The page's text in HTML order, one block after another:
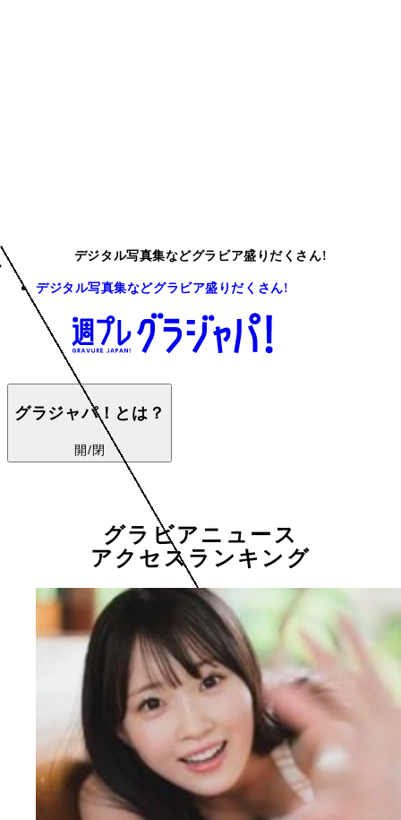
デジタル写真集などグラビア盛りだくさん!
デジタル写真集などグラビア盛りだくさん!
グラジャパ！とは？
開/閉
グラビアニュース
アクセスランキング